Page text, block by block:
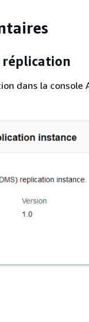
réplication
dans la console